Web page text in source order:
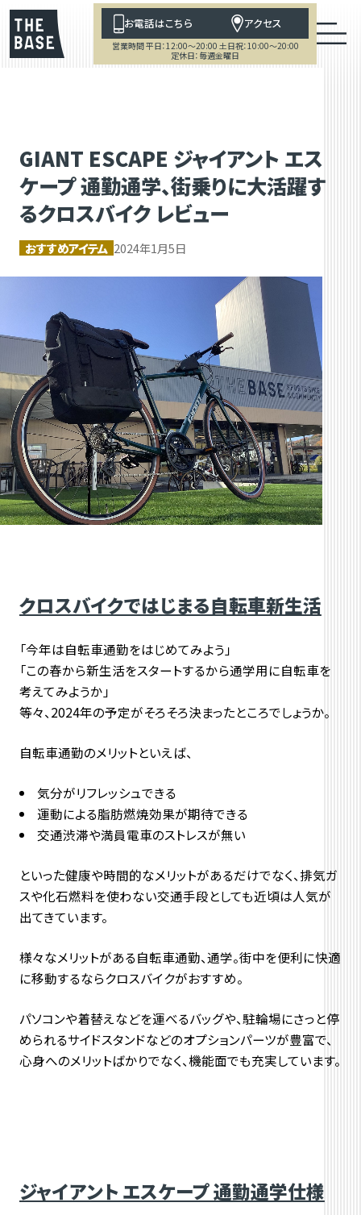
お電話はこちら アクセス
営業時間 平日：12:00～20:00 土日祝：10:00～20:00
定休日：毎週金曜日
GIANT ESCAPE ジャイアント エス
ケープ 通勤通学、街乗りに大活躍す
るクロスバイク レビュー
おすすめアイテム 2024年1月5日
クロスバイクではじまる自転車新生活
「今年は自転車通勤をはじめてみよう」
「この春から新生活をスタートするから通学用に自転車を
考えてみようか」
等々、2024年の予定がそろそろ決まったところでしょうか。
自転車通勤のメリットといえば、
気分がリフレッシュできる
運動による脂肪燃焼効果が期待できる
交通渋滞や満員電車のストレスが無い
といった健康や時間的なメリットがあるだけでなく、排気ガ
スや化石燃料を使わない交通手段としても近頃は人気が
出てきています。
様々なメリットがある自転車通勤、通学。街中を便利に快適
に移動するならクロスバイクがおすすめ。
パソコンや着替えなどを運べるバッグや、駐輪場にさっと停
められるサイドスタンドなどのオプションパーツが豊富で、
心身へのメリットばかりでなく、機能面でも充実しています。
ジャイアント エスケープ 通勤通学仕様